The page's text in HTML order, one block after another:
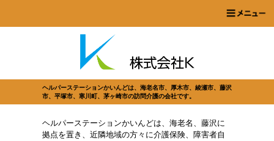
ヘルパーステーションかいんどは、海老名市、厚木市、綾瀬市、藤沢
市、平塚市、寒川町、茅ヶ崎市の訪問介護の会社です。
ヘルパーステーションかいんどは、海老名、藤沢に
拠点を置き、近隣地域の方々に介護保険、障害者自